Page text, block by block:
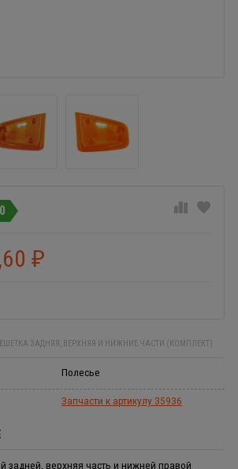
₽
ЗАДНЯЯ, ВЕРХНЯЯ И НИЖНИЕ ЧАСТИ (КОМПЛЕКТ)
Полесье
Запчасти к артикулу 35936
задней, верхняя часть и нижней правой